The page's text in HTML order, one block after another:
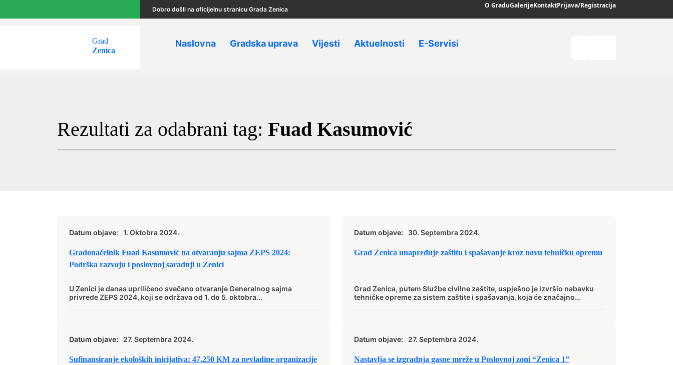
Dobro došli na oficijelnu stranicu Grada Zenica O GraduGalerijeKontaktPrijava/Registracija
Grad
Zenica
Naslovna Gradska uprava Vijesti Aktuelnosti E-Servisi
Rezultati za odabrani tag: Fuad Kasumović
Datum objave: 1. Oktobra 2024.
Gradonačelnik Fuad Kasumović na otvaranju sajma ZEPS 2024:
Podrška razvoju i poslovnoj saradnji u Zenici
U Zenici je danas upriličeno svečano otvaranje Generalnog sajma
privrede ZEPS 2024, koji se održava od 1. do 5. oktobra...
Datum objave: 30. Septembra 2024.
Grad Zenica unapređuje zaštitu i spašavanje kroz novu tehničku opremu
Grad Zenica, putem Službe civilne zaštite, uspješno je izvršio nabavku
tehničke opreme za sistem zaštite i spašavanja, koja će značajno...
Datum objave: 27. Septembra 2024.
Sufinansiranje ekoloških inicijativa: 47.250 KM za nevladine organizacije
Datum objave: 27. Septembra 2024.
Nastavlja se izgradnja gasne mreže u Poslovnoj zoni “Zenica 1”